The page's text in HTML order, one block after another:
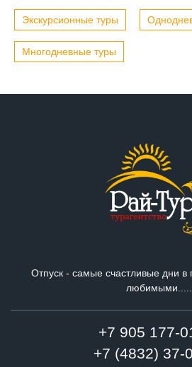
Экскурсионные туры
Многодневные туры
Отпуск - самые счастливые дни в
любимыми.....
+7 905 177-
+7 (4832) 37-